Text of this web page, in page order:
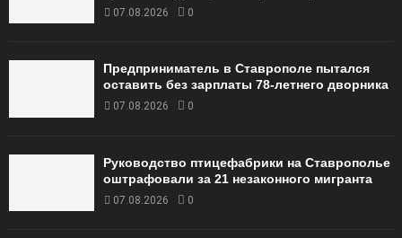
07.08.2026 0
Предприниматель в Ставрополе пытался
оставить без зарплаты 78-летнего дворника
07.08.2026 0
Руководство птицефабрики на Ставрополье
оштрафовали за 21 незаконного мигранта
07.08.2026 0